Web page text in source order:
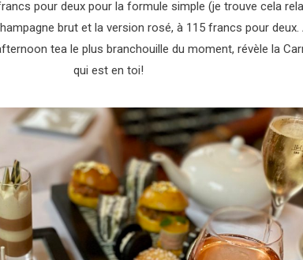
pour deux pour la formule simple (je trouve cela
brut et la version rosé, à 115 francs pour
tea le plus branchouille du moment, révèle la
qui est en toi!